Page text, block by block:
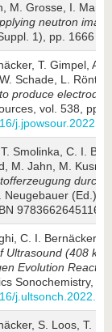
M. Grosse, I.
neutron
1), pp. 1666
T. Gimpel, A.
Schade, L.
produce
vol. 538, pp.
Smolinka, C. I.
M. Jahn, M.
durch
Neuge­bauer (Ed.):
C. I. Bernäcker,
Ultrasound (408
Evolution
Sonochemistry,
S. Loos, T.